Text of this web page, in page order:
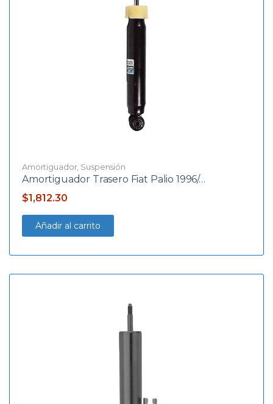
Amortiguador, Suspensión
Amortiguador Trasero Fiat Palio 1996/…
$1,812.30
Añadir al carrito